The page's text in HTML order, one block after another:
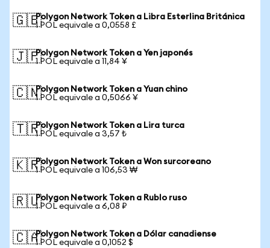
🇬🇧Polygon Network Token a Libra Esterlina Británica
1 POL equivale a 0,0558 £
🇯🇵Polygon Network Token a Yen japonés
1 POL equivale a 11,84 ¥
🇨🇳Polygon Network Token a Yuan chino
1 POL equivale a 0,5066 ¥
🇹🇷Polygon Network Token a Lira turca
1 POL equivale a 3,57 ₺
🇰🇷Polygon Network Token a Won surcoreano
1 POL equivale a 106,53 ₩
🇷🇺Polygon Network Token a Rublo ruso
1 POL equivale a 6,08 ₽
🇨🇦Polygon Network Token a Dólar canadiense
1 POL equivale a 0,1052 $